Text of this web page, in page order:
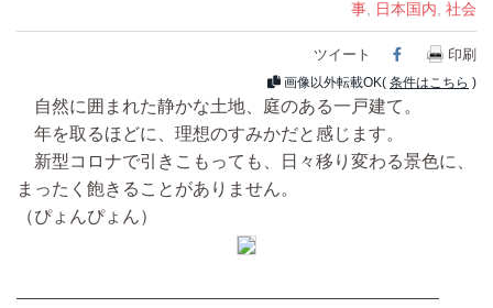
事
日本国内 社会
ツイート Facebook
印刷
画像以外転載OK( 条件はこちら )
自然に囲まれた静かな土地、庭のある一戸建て。
年を取るほどに、理想のすみかだと感じます。
新型コロナで引きこもっても、日々移り変わる景色に、
まったく飽きることがありません。
（ぴょんぴょん）
————————————————————————